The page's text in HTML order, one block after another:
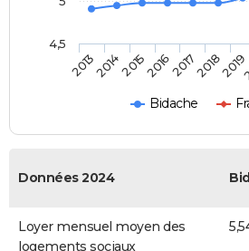
Bidache
2013201420152016201720182019
4,5
Données 2024
Loyer mensuel moyen des
logements sociaux